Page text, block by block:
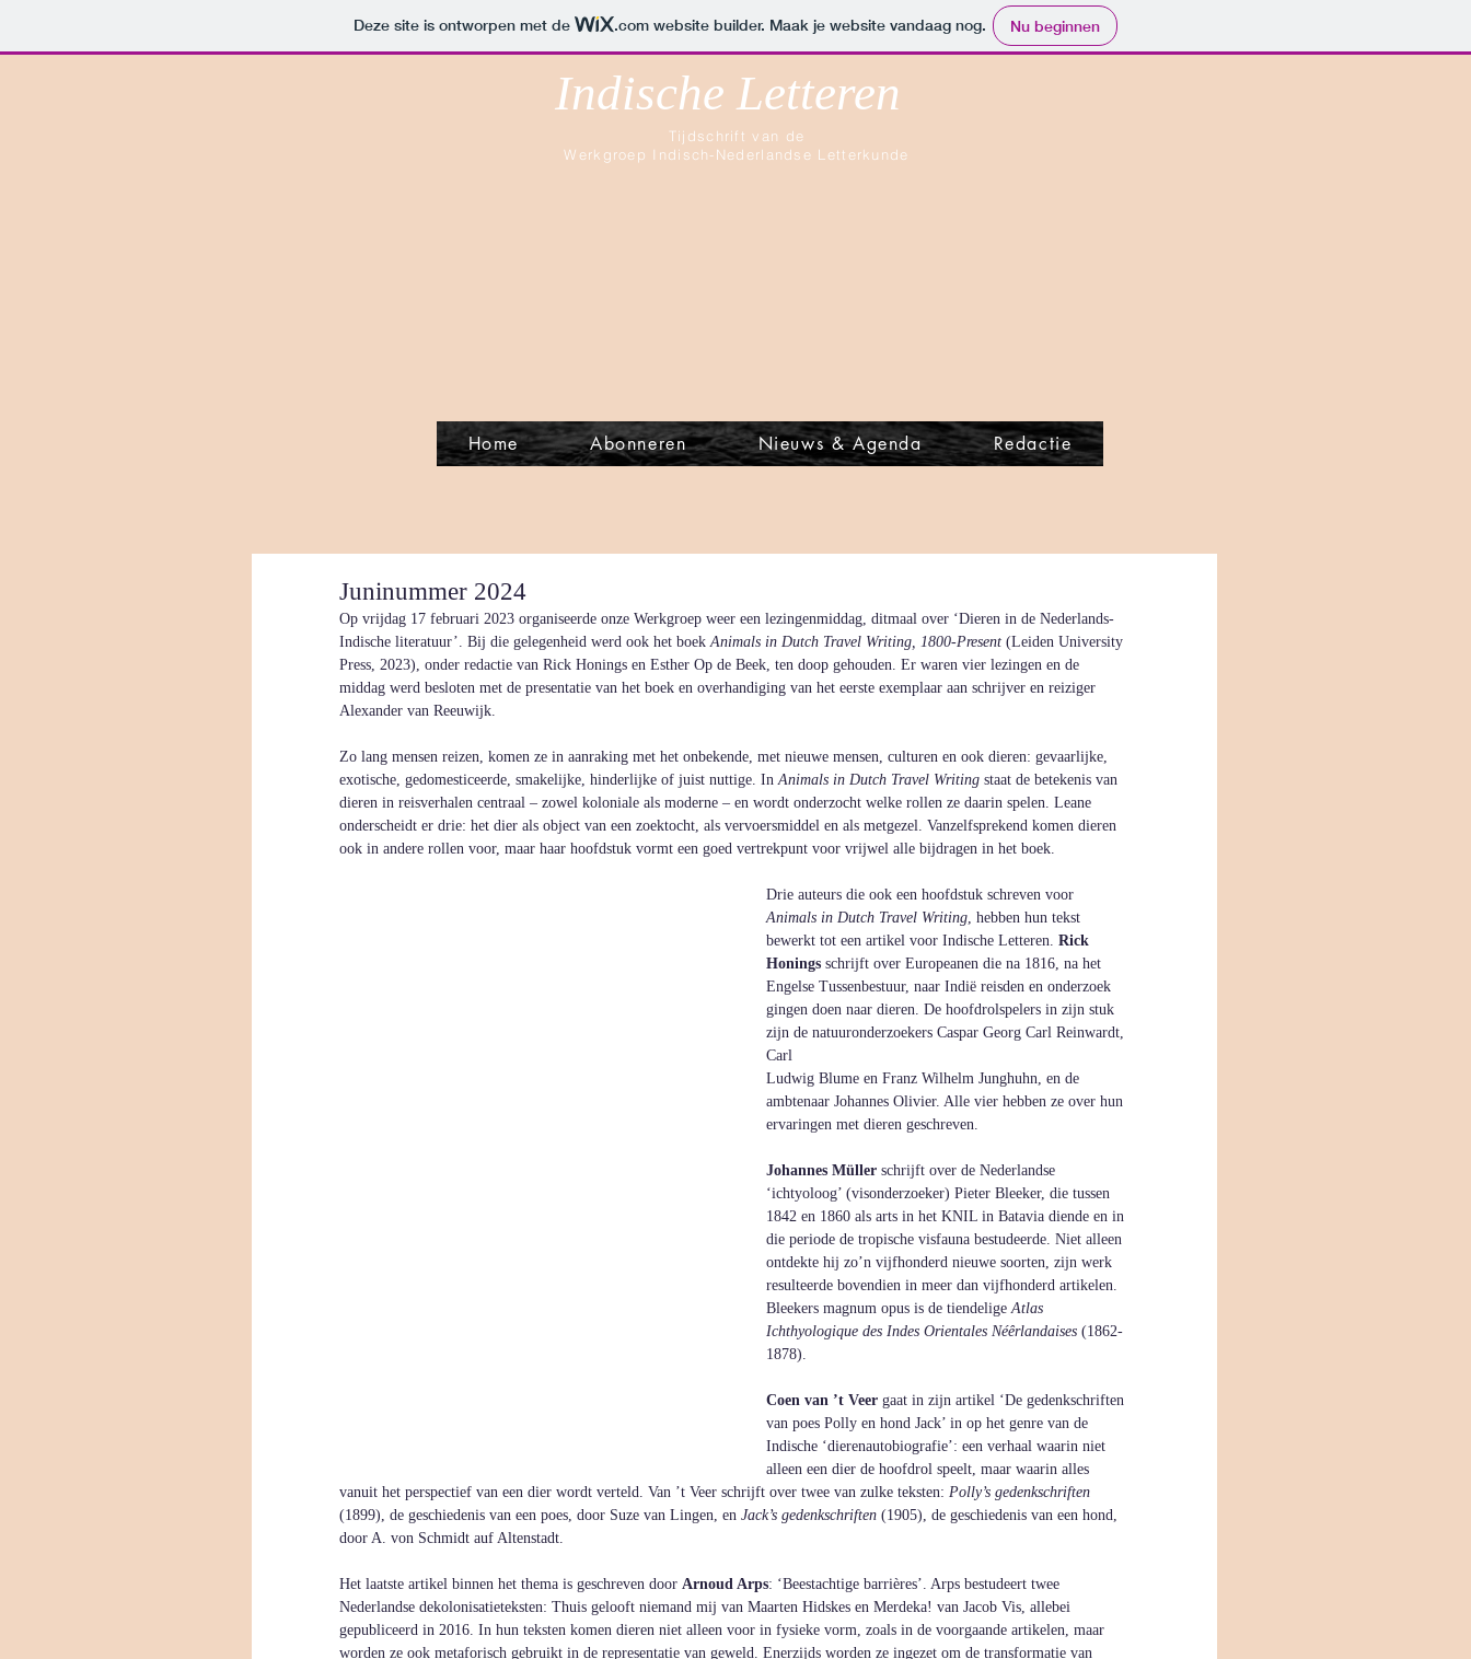
Deze site is ontworpen met de .com website builder. Maak je website vandaag nog. Nu beginnen
Tijdschrift van de
Werkgroep Indisch-Nederlandse Letterkunde
Indische Letteren
Home Abonneren Nieuws & Agenda Redactie
Juninummer 2024
Op vrijdag 17 februari 2023 organiseerde onze Werkgroep weer een lezingenmiddag, ditmaal over ‘Dieren in de Nederlands-
Indische literatuur’. Bij die gelegenheid werd ook het boek Animals in Dutch Travel Writing, 1800-Present (Leiden University
Press, 2023), onder redactie van Rick Honings en Esther Op de Beek, ten doop gehouden. Er waren vier lezingen en de
middag werd besloten met de presentatie van het boek en overhandiging van het eerste exemplaar aan schrijver en reiziger
Alexander van Reeuwijk.
Zo lang mensen reizen, komen ze in aanraking met het onbekende, met nieuwe mensen, culturen en ook dieren: gevaarlijke,
exotische, gedomesticeerde, smakelijke, hinderlijke of juist nuttige. In Animals in Dutch Travel Writing staat de betekenis van
dieren in reisverhalen centraal – zowel koloniale als moderne – en wordt onderzocht welke rollen ze daarin spelen. Leane
onderscheidt er drie: het dier als object van een zoektocht, als vervoersmiddel en als metgezel. Vanzelfsprekend komen dieren
ook in andere rollen voor, maar haar hoofdstuk vormt een goed vertrekpunt voor vrijwel alle bijdragen in het boek.
Drie auteurs die ook een hoofdstuk schreven voor
Animals in Dutch Travel Writing, hebben hun tekst
bewerkt tot een artikel voor Indische Letteren. Rick
Honings schrijft over Europeanen die na 1816, na het
Engelse Tussenbestuur, naar Indië reisden en onderzoek
gingen doen naar dieren. De hoofdrolspelers in zijn stuk
zijn de natuuronderzoekers Caspar Georg Carl Reinwardt,
Carl
Ludwig Blume en Franz Wilhelm Junghuhn, en de
ambtenaar Johannes Olivier. Alle vier hebben ze over hun
ervaringen met dieren geschreven.
Johannes Müller schrijft over de Nederlandse
‘ichtyoloog’ (visonderzoeker) Pieter Bleeker, die tussen
1842 en 1860 als arts in het KNIL in Batavia diende en in
die periode de tropische visfauna bestudeerde. Niet alleen
ontdekte hij zo’n vijfhonderd nieuwe soorten, zijn werk
resulteerde bovendien in meer dan vijfhonderd artikelen.
Bleekers magnum opus is de tiendelige Atlas
Ichthyologique des Indes Orientales Néêrlandaises (1862-
1878).
Coen van ’t Veer gaat in zijn artikel ‘De gedenkschriften
van poes Polly en hond Jack’ in op het genre van de
Indische ‘dierenautobiografie’: een verhaal waarin niet
alleen een dier de hoofdrol speelt, maar waarin alles
vanuit het perspectief van een dier wordt verteld. Van ’t Veer schrijft over twee van zulke teksten: Polly’s gedenkschriften
(1899), de geschiedenis van een poes, door Suze van Lingen, en Jack’s gedenkschriften (1905), de geschiedenis van een hond,
door A. von Schmidt auf Altenstadt.
Het laatste artikel binnen het thema is geschreven door Arnoud Arps: ‘Beestachtige barrières’. Arps bestudeert twee
Nederlandse dekolonisatieteksten: Thuis gelooft niemand mij van Maarten Hidskes en Merdeka! van Jacob Vis, allebei
gepubliceerd in 2016. In hun teksten komen dieren niet alleen voor in fysieke vorm, zoals in de voorgaande artikelen, maar
worden ze ook metaforisch gebruikt in de representatie van geweld. Enerzijds worden ze ingezet om de transformatie van